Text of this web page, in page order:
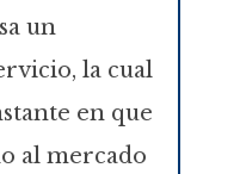
un
la cual
en que
al mercado